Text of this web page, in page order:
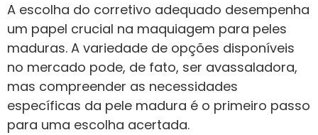
A escolha do corretivo adequado desempenha
um papel crucial na maquiagem para peles
maduras. A variedade de opções disponíveis
no mercado pode, de fato, ser avassaladora,
mas compreender as necessidades
específicas da pele madura é o primeiro passo
para uma escolha acertada.